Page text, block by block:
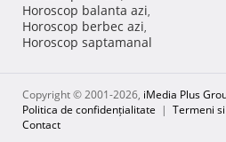
Horoscop balanta azi,
Horoscop berbec azi,
Horoscop saptamanal
Copyright © 2001-2026, iMedia Plus
Politica de confidențialitate | Termeni
Contact